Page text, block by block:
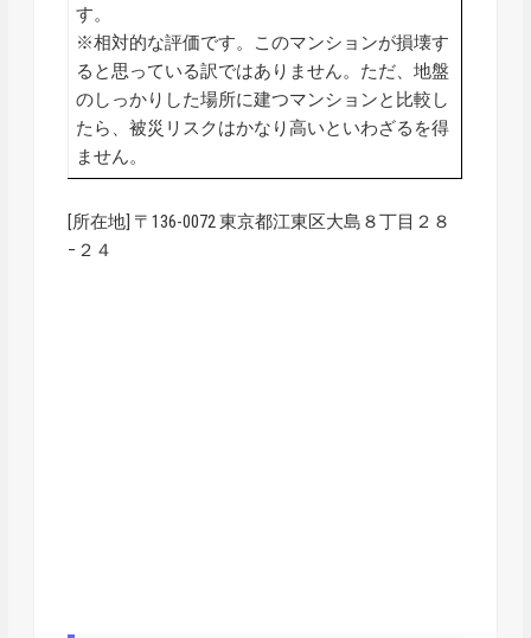
す。
※相対的な評価です。このマンションが損壊す
ると思っている訳ではありません。ただ、地盤
のしっかりした場所に建つマンションと比較し
たら、被災リスクはかなり高いといわざるを得
ません。
[所在地] 〒136-0072 東京都江東区大島８丁目２８
−２４